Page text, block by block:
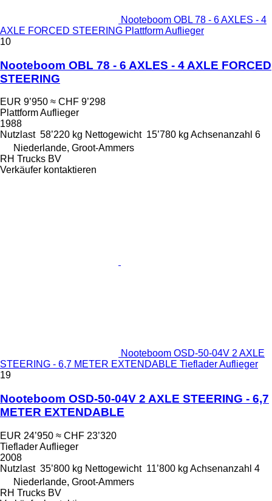
Nooteboom OBL 78 - 6 AXLES - 4
AXLE FORCED STEERING Plattform Auflieger
10
Nooteboom OBL 78 - 6 AXLES - 4 AXLE FORCED
STEERING
EUR 9’950 ≈ CHF 9’298
Plattform Auflieger
1988
Nutzlast 58’220 kg Nettogewicht 15’780 kg Achsenanzahl 6
Niederlande, Groot-Ammers
RH Trucks BV
Verkäufer kontaktieren
Nooteboom OSD-50-04V 2 AXLE
STEERING - 6,7 METER EXTENDABLE Tieflader Auflieger
19
Nooteboom OSD-50-04V 2 AXLE STEERING - 6,7
METER EXTENDABLE
EUR 24’950 ≈ CHF 23’320
Tieflader Auflieger
2008
Nutzlast 35’800 kg Nettogewicht 11’800 kg Achsenanzahl 4
Niederlande, Groot-Ammers
RH Trucks BV